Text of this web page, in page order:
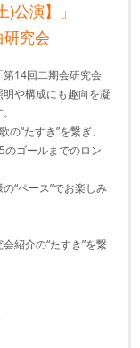
公演】」
究会
14回二期会研究会
や構成にも趣向を凝
“たすき”を繋ぎ、
ゴールまでのロン
“ペース”でお楽しみ
紹介の“たすき”を繋